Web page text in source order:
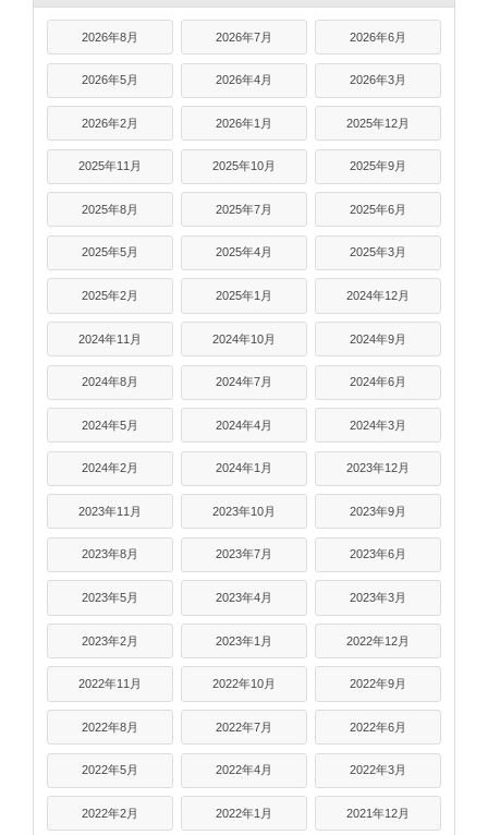
2026年8月 2026年7月 2026年6月
2026年5月 2026年4月 2026年3月
2026年2月 2026年1月 2025年12月
2025年11月 2025年10月 2025年9月
2025年8月 2025年7月 2025年6月
2025年5月 2025年4月 2025年3月
2025年2月 2025年1月 2024年12月
2024年11月 2024年10月 2024年9月
2024年8月 2024年7月 2024年6月
2024年5月 2024年4月 2024年3月
2024年2月 2024年1月 2023年12月
2023年11月 2023年10月 2023年9月
2023年8月 2023年7月 2023年6月
2023年5月 2023年4月 2023年3月
2023年2月 2023年1月 2022年12月
2022年11月 2022年10月 2022年9月
2022年8月 2022年7月 2022年6月
2022年5月 2022年4月 2022年3月
2022年2月 2022年1月 2021年12月